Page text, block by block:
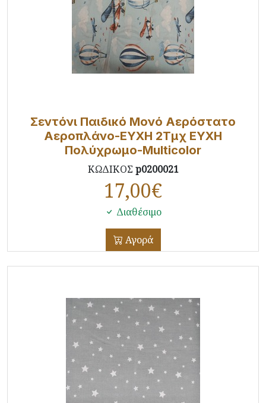
Σεντόνι Παιδικό Μονό Αερόστατο
Αεροπλάνο-ΕΥΧΗ 2Τμχ ΕΥΧΗ
Πολύχρωμο-Multicolor
ΚΩΔΙΚΟΣ p0200021
17,00€
Διαθέσιμο
Αγορά